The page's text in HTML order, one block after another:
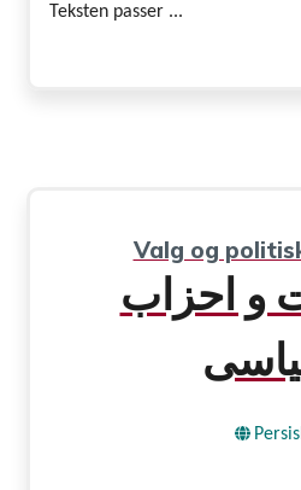
Teksten passer ...
Valg og
و احزاب